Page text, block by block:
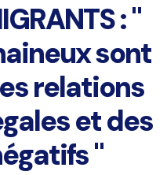
: "
sont
relations
et des
"